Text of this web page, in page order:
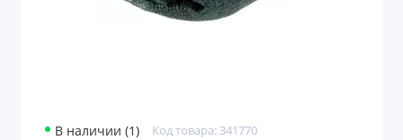
В наличии (1) Код товара: 341770